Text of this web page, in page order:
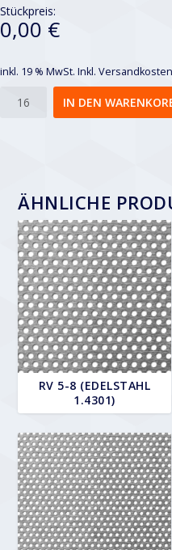
Stückpreis:
0,00 €
inkl. 19 % MwSt. Inkl. Versandkosten
IN DEN
ÄHNLICHE
RV 5-8 (EDELSTAHL
1.4301)